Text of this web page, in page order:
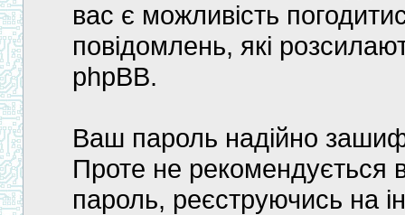
вас є можливість
повідомлень, які
phpBB.
Ваш пароль надійно
Проте не рекомендується
пароль, реєструючись на